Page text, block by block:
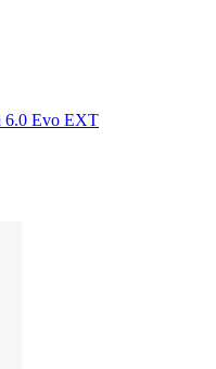
6.0 Evo EXT